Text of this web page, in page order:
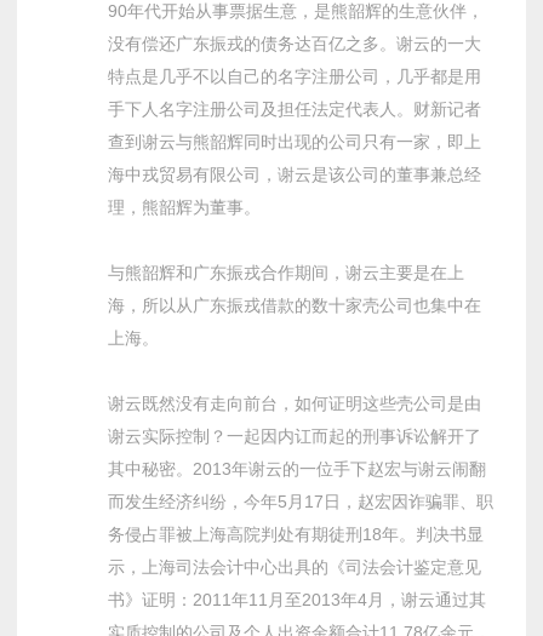
90年代开始从事票据生意，是熊韶辉的生意伙伴，
没有偿还广东振戎的债务达百亿之多。谢云的一大
特点是几乎不以自己的名字注册公司，几乎都是用
手下人名字注册公司及担任法定代表人。财新记者
查到谢云与熊韶辉同时出现的公司只有一家，即上
海中戎贸易有限公司，谢云是该公司的董事兼总经
理，熊韶辉为董事。
与熊韶辉和广东振戎合作期间，谢云主要是在上
海，所以从广东振戎借款的数十家壳公司也集中在
上海。
谢云既然没有走向前台，如何证明这些壳公司是由
谢云实际控制？一起因内讧而起的刑事诉讼解开了
其中秘密。2013年谢云的一位手下赵宏与谢云闹翻
而发生经济纠纷，今年5月17日，赵宏因诈骗罪、职
务侵占罪被上海高院判处有期徒刑18年。判决书显
示，上海司法会计中心出具的《司法会计鉴定意见
书》证明：2011年11月至2013年4月，谢云通过其